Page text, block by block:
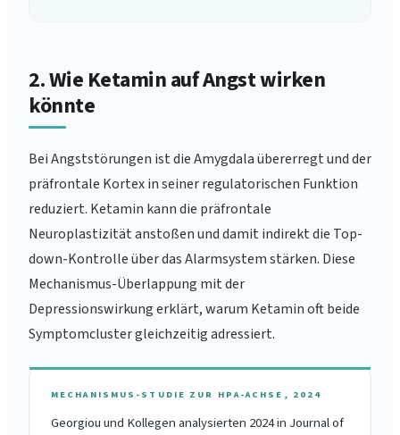
2. Wie Ketamin auf Angst wirken
könnte
Bei Angststörungen ist die Amygdala übererregt und der
präfrontale Kortex in seiner regulatorischen Funktion
reduziert. Ketamin kann die präfrontale
Neuroplastizität anstoßen und damit indirekt die Top-
down-Kontrolle über das Alarmsystem stärken. Diese
Mechanismus-Überlappung mit der
Depressionswirkung erklärt, warum Ketamin oft beide
Symptomcluster gleichzeitig adressiert.
MECHANISMUS-STUDIE ZUR HPA-ACHSE, 2024
Georgiou und Kollegen analysierten 2024 in Journal of